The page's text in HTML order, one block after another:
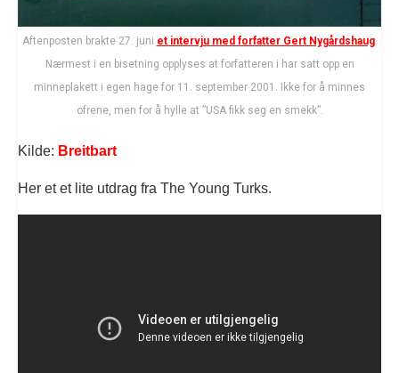
Aftenposten brakte 27. juni et intervju med forfatter Gert Nygårdshaug.
Nærmest i en bisetning opplyses at forfatteren i har satt opp en
minneplakett i egen hage for 11. september 2001. Ikke for å minnes
ofrene, men for å hylle at ”USA fikk seg en smekk”.
Kilde: Breitbart
Her et et lite utdrag fra The Young Turks.